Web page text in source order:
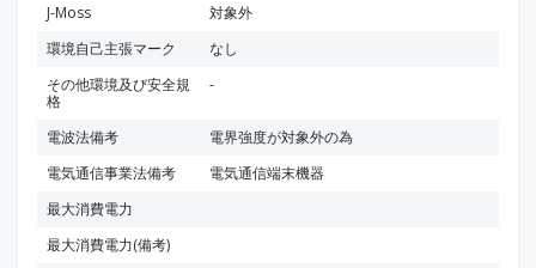
J-Moss
対象外
環境自己主張マーク
なし
その他環境及び安全規
格
-
電波法備考
電界強度が対象外の為
電気通信事業法備考
電気通信端末機器
最大消費電力
最大消費電力(備考)